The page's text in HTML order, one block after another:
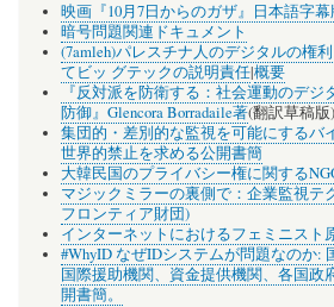
映画『10月7日からのガザ』日本語字
暗号問題関連ドキュメント
(7amleh)パレスチナ人のデジタルの権
てビッ グテックの説明責任|概要
『反対派を防衛する：社会運動のデジ
防御』Glencora Borradaile著(翻訳草稿版)
集団的・差別的な監視を可能にするバ
世界的禁止を求める公開書簡
大韓民国のプライバシー権に関する
マジックミラーの裏側で：企業監視テ
フロンティア財団)
インターネットにおけるフェミニスト
#WhyID なぜIDシステムが問題なのか:
国際援助機関、資金提供機関、各国政
開書簡。